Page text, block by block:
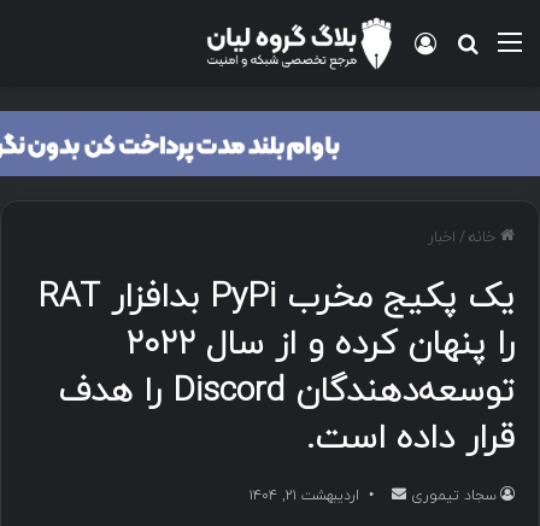
منو جستجو برای
ورود
خانه/ اخبار
یک پکیج مخرب PyPi بدافزار RAT
را پنهان کرده و از سال ۲۰۲۲
توسعه‌دهندگان Discord را هدف
قرار داده است.
سجاد تیموری
اردیبهشت ۲۱, ۱۴۰۴